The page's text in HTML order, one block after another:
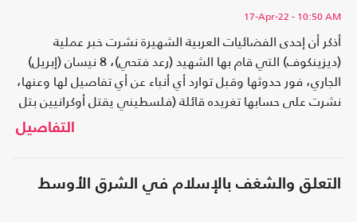
17-Apr-22 - 10:50 AM
أذكر أن إحدى الفضائيات العربية الشهيرة نشرت خبر عملية
(ديزينكوف) التي قام بها الشهيد (رعد فتحي)، 8 نيسان (إبريل)
الجاري، فور حدوثها وقبل توارد أي أنباء عن أي تفاصيل لها وعنها،
نشرت على حسابها تغريده قائلة (فلسطيني يقتل أوكرانيين بتل
التفاصيل
التعلق والشغف بالإسلام في الشرق الأوسط